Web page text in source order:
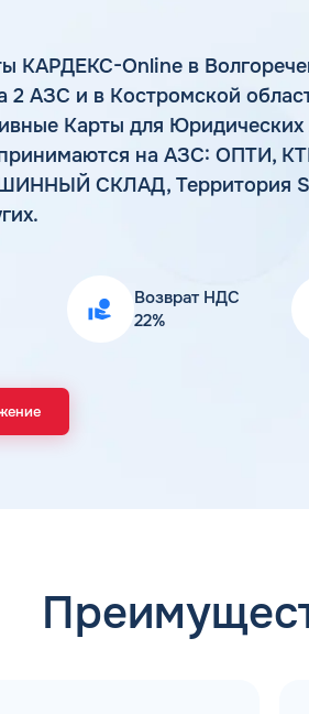
АЗС
Нефтьмагистраль
КАРДЕКС-Online в
2 АЗС и в Костромской
Карты для Юридических
на АЗС: ОПТИ,
СКЛАД, Территория
Возврат НДС
22%